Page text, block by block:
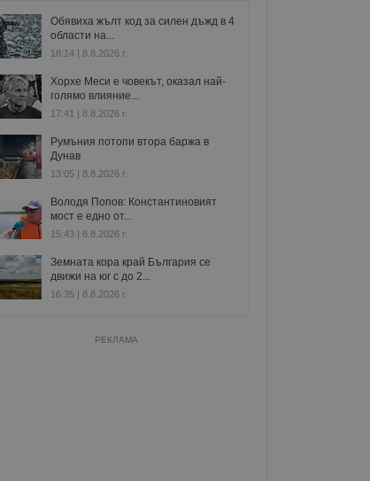
Обявиха жълт код за силен дъжд в 4
области на...
18:14 | 8.8.2026 г.
Хорхе Меси е човекът, оказал най-
голямо влияние...
17:41 | 8.8.2026 г.
Румъния потопи втора баржа в
Дунав
13:05 | 8.8.2026 г.
Володя Попов: Константиновият
мост е едно от...
15:43 | 8.8.2026 г.
Земната кора край България се
движи на юг с до 2...
16:35 | 8.8.2026 г.
РЕКЛАМА